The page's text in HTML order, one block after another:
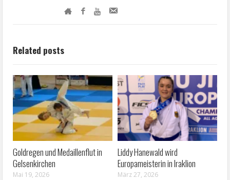
Related posts
Goldregen und Medaillenflut in
Gelsenkirchen
Mai 19, 2026
Liddy Hanewald wird
Europameisterin in Iraklion
März 27, 2026